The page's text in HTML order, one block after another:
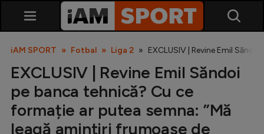
iAM SPORT Fotbal Liga 2 EXCLUSIV | Revine Emil
EXCLUSIV | Revine Emil Săndoi
pe banca tehnică? Cu ce
formație ar putea semna: ”Mă
leagă amintiri frumoase de